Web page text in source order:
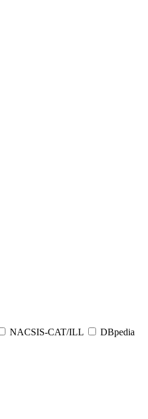
NACSIS-CAT/ILL
DBpedia